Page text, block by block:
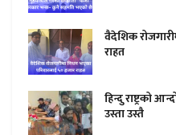
वैदेशिक
राहत
हिन्दु राष्ट्रको
उस्ता उस्तै